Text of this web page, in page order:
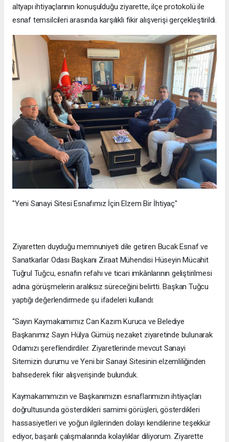
altyapı ihtiyaçlarının konuşulduğu ziyarette, ilçe protokolü ile
esnaf temsilcileri arasında karşılıklı fikir alışverişi gerçekleştirildi.
"Yeni Sanayi Sitesi Esnafımız İçin Elzem Bir İhtiyaç"
Ziyaretten duyduğu memnuniyeti dile getiren Bucak Esnaf ve
Sanatkarlar Odası Başkanı Ziraat Mühendisi Hüseyin Mücahit
Tuğrul Tuğcu, esnafın refahı ve ticari imkânlarının geliştirilmesi
adına görüşmelerin aralıksız süreceğini belirtti. Başkan Tuğcu
yaptığı değerlendirmede şu ifadeleri kullandı:
“Sayın Kaymakamımız Can Kazım Kuruca ve Belediye
Başkanımız Sayın Hülya Gümüş nezaket ziyaretinde bulunarak
Odamızı şereflendirdiler. Ziyaretlerinde mevcut Sanayi
Sitemizin durumu ve Yeni bir Sanayi Sitesinin elzemliliğinden
bahsederek fikir alışverişinde bulunduk.
Kaymakamımızın ve Başkanımızın esnaflarımızın ihtiyaçları
doğrultusunda gösterdikleri samimi görüşleri, gösterdikleri
hassasiyetleri ve yoğun ilgilerinden dolayı kendilerine teşekkür
ediyor, başarılı çalışmalarında kolaylıklar diliyorum. Ziyarette